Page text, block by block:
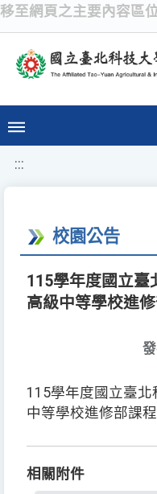
移至網頁之主要內容區
:::
校園公告
115學年度國立臺
高級中等學校進
115學年度國立臺
中等學校進修部課
相關附件